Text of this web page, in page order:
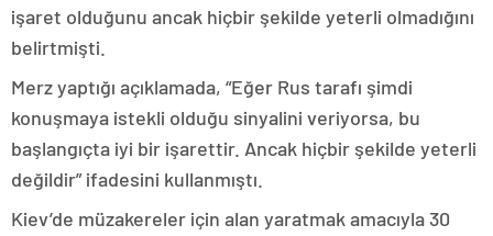
işaret olduğunu ancak hiçbir şekilde yeterli olmadığını
belirtmişti.
Merz yaptığı açıklamada, “Eğer Rus tarafı şimdi
konuşmaya istekli olduğu sinyalini veriyorsa, bu
başlangıçta iyi bir işarettir. Ancak hiçbir şekilde yeterli
değildir” ifadesini kullanmıştı.
Kiev’de müzakereler için alan yaratmak amacıyla 30